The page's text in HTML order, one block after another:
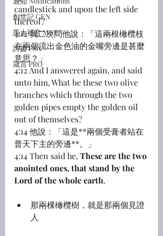
創世記 GEN
馬太福音 MAT
詩篇 PSA
箴言 PRO
candlestick and upon the left side
thereof?
4:12 我二次問他說：「這兩根橄欖枝
在兩個流出金色油的金嘴旁邊是甚麼
意思？」
4:12 And I answered again, and said
unto him, What be these two olive
branches which through the two
golden pipes empty the golden oil
out of themselves?
4:14 他說：「這是**兩個受膏者站在
普天下主的旁邊**。」
4:14 Then said he, These are the two
anointed ones, that stand by the
Lord of the whole earth.
那兩棵橄欖樹，就是那兩個見證
人